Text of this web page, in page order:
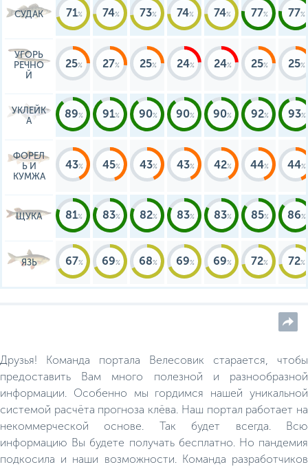
СУДАК 71 74 73 74 74 77 77
УГОРЬ
РЕЧНО
Й
25 27 25 24 24 25 25
УКЛЕЙК
А
89 91 90 90 90 92 93
ФОРЕЛ
Ь И
КУМЖА
43 45 43 43 42 44 44
ЩУКА 81 83 82 83 83 85 86
ЯЗЬ 67 69 68 69 69 72 72
Друзья! Команда портала Велесовик старается, чтобы
предоставить Вам много полезной и разнообразной
информации. Особенно мы гордимся нашей уникальной
системой расчёта прогноза клёва. Наш портал работает на
некоммерческой основе. Так будет всегда. Всю
информацию Вы будете получать бесплатно. Но пандемия
подкосила и наши возможности. Команда разработчиков